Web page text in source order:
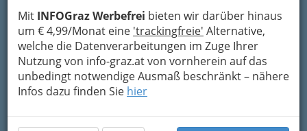
Mit INFOGraz Werbefrei bieten wir darüber hinaus
um € 4,99/Monat eine 'trackingfreie' Alternative,
welche die Datenverarbeitungen im Zuge Ihrer
Nutzung von info-graz.at von vornherein auf das
unbedingt notwendige Ausmaß beschränkt – nähere
Infos dazu finden Sie hier
Meine Nachricht